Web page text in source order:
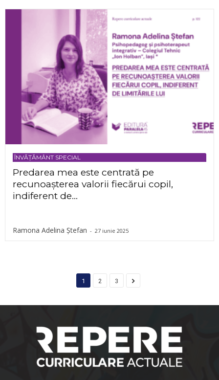
ÎNVĂȚĂMÂNT SPECIAL
Predarea mea este centrată pe
recunoașterea valorii fiecărui copil,
indiferent de...
Ramona Adelina Ștefan - 27 iunie 2025
1 2 3